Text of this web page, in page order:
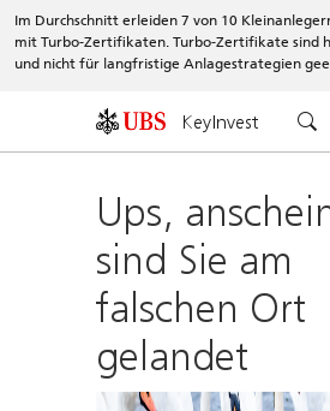
Im Durchschnitt erleiden 7 von 10
mit Turbo-Zertifikaten. Turbo-Zertifikate sind
und nicht für langfristige Anlagestrategien
KeyInvest
Ups,
sind Sie am
falschen Ort
gelandet